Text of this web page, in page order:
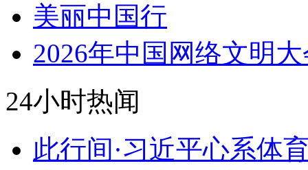
美丽中国行
2026年中国网络文明
24小时热闻
此行间·习近平心系体